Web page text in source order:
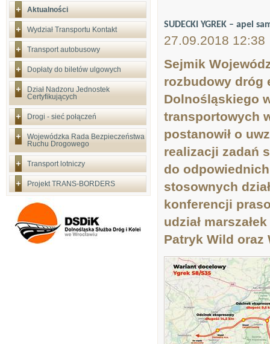
Aktualności
Wydział Transportu Kontakt
Transport autobusowy
Dopłaty do biletów ulgowych
Dział Nadzoru Jednostek
Certyfikujących
Drogi - sieć połączeń
Wojewódzka Rada Bezpieczeństwa
Ruchu Drogowego
Transport lotniczy
Projekt TRANS-BORDERS
SUDECKI YGREK – apel
27.09.2018 12:38
Sejmik
rozbudowy dróg
Dolnośląskiego
transportowych
postanowił o
realizacji zadań
do
stosownych
konferencji
udział
Patryk Wild oraz